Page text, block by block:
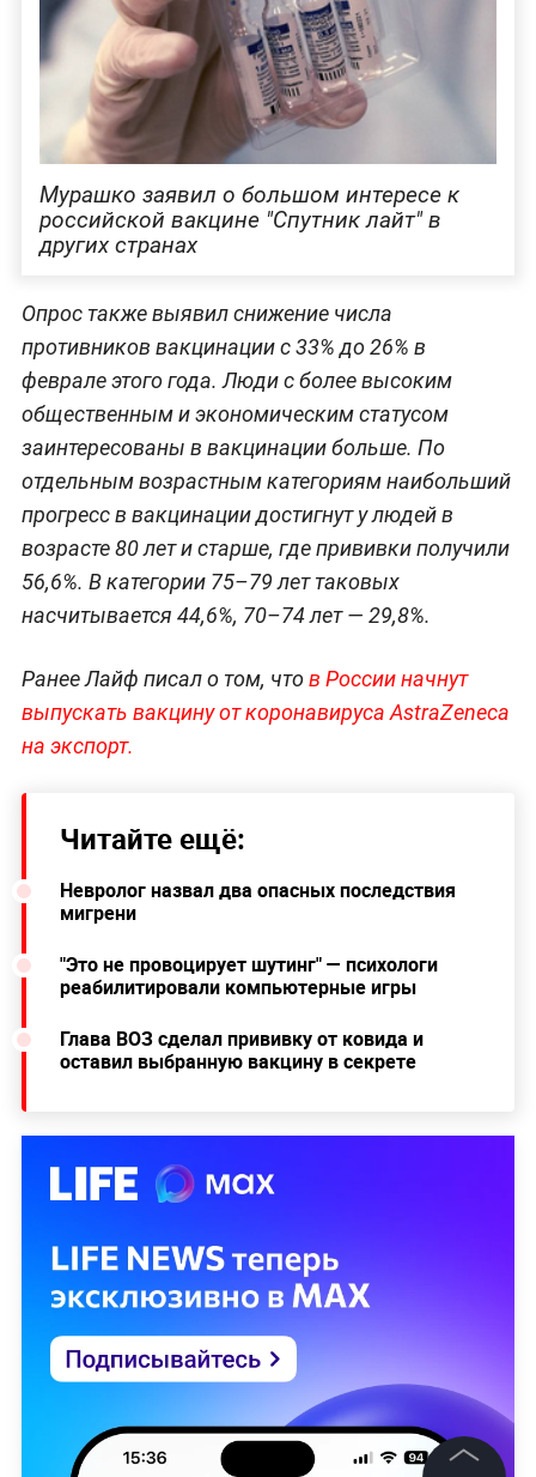
Мурашко заявил о большом интересе к
российской вакцине "Спутник лайт" в
других странах
Опрос также выявил снижение числа
противников вакцинации с 33% до 26% в
феврале этого года. Люди с более высоким
общественным и экономическим статусом
заинтересованы в вакцинации больше. По
отдельным возрастным категориям наибольший
прогресс в вакцинации достигнут у людей в
возрасте 80 лет и старше, где прививки получили
56,6%. В категории 75–79 лет таковых
насчитывается 44,6%, 70–74 лет — 29,8%.
Ранее Лайф писал о том, чтов России начнут
выпускать вакцину от коронавируса AstraZeneca
на экспорт.
Читайте ещё:
Невролог назвал два опасных последствия
мигрени
"Это не провоцирует шутинг" — психологи
реабилитировали компьютерные игры
Глава ВОЗ сделал прививку от ковида и
оставил выбранную вакцину в секрете